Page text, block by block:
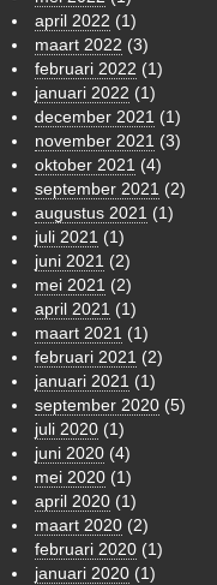
april 2022 (1)
maart 2022 (3)
februari 2022 (1)
januari 2022 (1)
december 2021 (1)
november 2021 (3)
oktober 2021 (4)
september 2021 (2)
augustus 2021 (1)
juli 2021 (1)
juni 2021 (2)
mei 2021 (2)
april 2021 (1)
maart 2021 (1)
februari 2021 (2)
januari 2021 (1)
september 2020 (5)
juli 2020 (1)
juni 2020 (4)
mei 2020 (1)
april 2020 (1)
maart 2020 (2)
februari 2020 (1)
januari 2020 (1)